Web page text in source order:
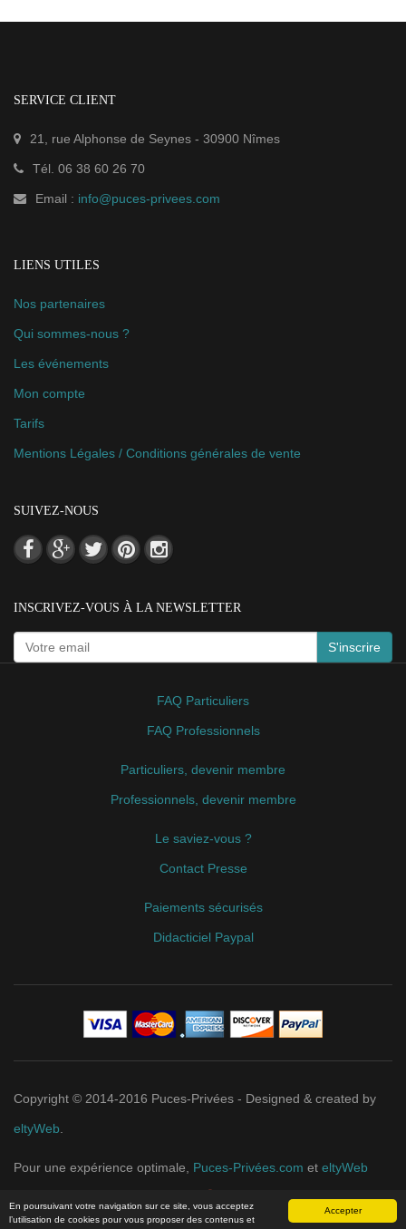
Accepter
En poursuivant votre navigation sur ce site, vous acceptez
l’utilisation de cookies pour vous proposer des contenus et
SERVICE CLIENT
21, rue Alphonse de Seynes - 30900 Nîmes
Tél. 06 38 60 26 70
Email : info@puces-privees.com
LIENS UTILES
Nos partenaires
Qui sommes-nous ?
Les événements
Mon compte
Tarifs
Mentions Légales / Conditions générales de vente
SUIVEZ-NOUS
INSCRIVEZ-VOUS À LA NEWSLETTER
S'inscrire
FAQ Particuliers
FAQ Professionnels
Particuliers, devenir membre
Professionnels, devenir membre
Le saviez-vous ?
Contact Presse
Paiements sécurisés
Didacticiel Paypal
Copyright © 2014-2016 Puces-Privées - Designed & created by
eltyWeb.
Pour une expérience optimale, Puces-Privées.com et eltyWeb